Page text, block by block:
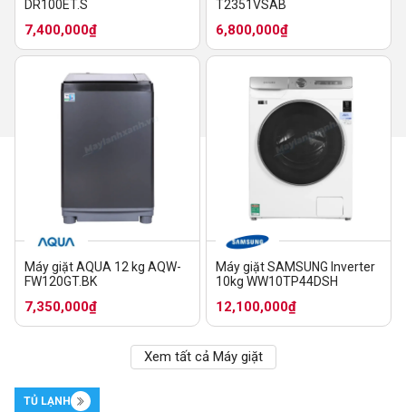
DR100ET.S
7,400,000₫
T2351VSAB
6,800,000₫
Máy giặt AQUA 12 kg AQW-
FW120GT.BK
7,350,000₫
Máy giặt SAMSUNG Inverter
10kg WW10TP44DSH
12,100,000₫
Xem tất cả Máy giặt
TỦ LẠNH